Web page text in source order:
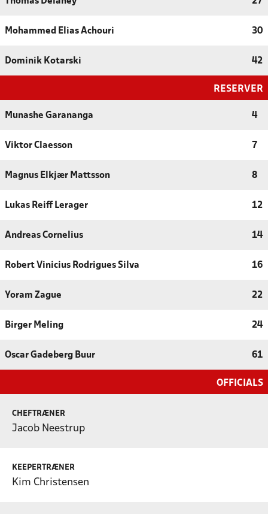
Mohammed Elias Achouri 30
Dominik Kotarski 42
RESERVER
Munashe Garananga 4
Viktor Claesson 7
Magnus Elkjær Mattsson 8
Lukas Reiff Lerager 12
Andreas Cornelius 14
Robert Vinicius Rodrigues Silva 16
Yoram Zague 22
Birger Meling 24
Oscar Gadeberg Buur 61
OFFICIALS
CHEFTRÆNER
Jacob Neestrup
KEEPERTRÆNER
Kim Christensen